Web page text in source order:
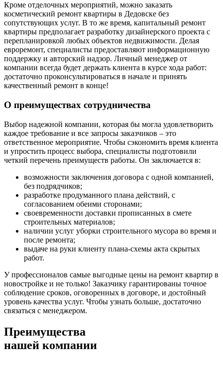
Кроме отделочных мероприятий, можно заказать
косметический ремонт квартиры в Дедовске без
сопутствующих услуг. В то же время, капитальный ремонт
квартиры предполагает разработку дизайнерского проекта с
перепланировкой любых объектов недвижимости. Делая
евроремонт, специалисты предоставляют информационную
поддержку и авторский надзор. Личный менеджер от
компании всегда будет держать клиента в курсе хода работ:
достаточно проконсультироваться в начале и принять
качественный ремонт в конце!
О преимуществах сотрудничества
Выбор надежной компании, которая бы могла удовлетворить
каждое требование и все запросы заказчиков – это
ответственное мероприятие. Чтобы сэкономить время клиента
и упростить процесс выбора, специалисты подготовили
четкий перечень преимуществ работы. Он заключается в:
возможности заключения договора с одной компанией,
без подрядчиков;
разработке продуманного плана действий, с
согласованием обеими сторонами;
своевременности доставки прописанных в смете
строительных материалов;
наличии услуг уборки строительного мусора во время и
после ремонта;
выдаче на руки клиенту плана-схемы акта скрытых
работ.
У профессионалов самые выгодные цены на ремонт квартир в
новостройке и не только! Заказчику гарантированы точное
соблюдение сроков, оговоренных в договоре, и достойный
уровень качества услуг. Чтобы узнать больше, достаточно
связаться с менеджером.
Преимущества
нашей компании